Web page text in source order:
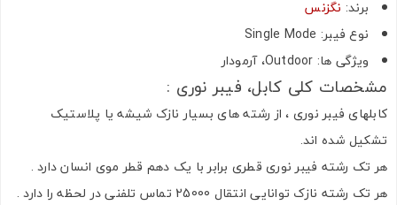
برند: نگزنس
نوع فیبر: Single Mode
ویژگی ها: Outdoor، آرمودار
مشخصات کلی کابل، فیبر نوری :
کابلهای فیبر نوری ، از رشته های بسیار نازک شیشه یا پلاستیک
تشکیل شده اند.
هر تک رشته فیبر نوری قطری برابر با یک دهم قطر موی انسان دارد .
هر تک رشته نازک توانایی انتقال 25000 تماس تلفنی در لحظه را دارد .